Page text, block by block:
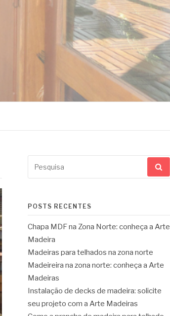
por:
POSTS RECENTES
Chapa MDF na Zona Norte: conheça a Arte
Madeira
Madeiras para telhados na zona norte
Madeireira na zona norte: conheça a Arte
Madeiras
Instalação de decks de madeira: solicite
seu projeto com a Arte Madeiras